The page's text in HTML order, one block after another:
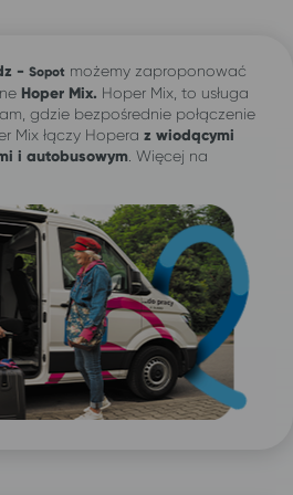
- Sopot możemy zaproponować
Hoper Mix. Hoper Mix, to usługa
gdzie bezpośrednie połączenie
Mix łączy Hopera z wiodącymi
i autobusowym . Więcej na